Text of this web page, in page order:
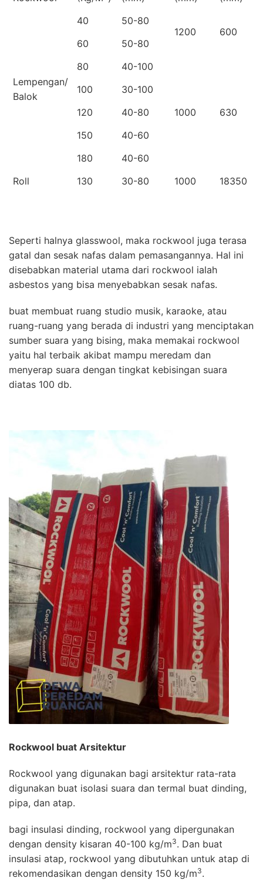
Lempengan/
Balok
40
50-80
1200
600
60
50-80
80
40-100
1000 630
100
30-100
120
40-80
150
40-60
180
40-60
Roll
130 30-80 1000 18350
Seperti halnya glasswool, maka rockwool juga terasa
gatal dan sesak nafas dalam pemasangannya. Hal ini
disebabkan material utama dari rockwool ialah
asbestos yang bisa menyebabkan sesak nafas.
buat membuat ruang studio musik, karaoke, atau
ruang-ruang yang berada di industri yang menciptakan
sumber suara yang bising, maka memakai rockwool
yaitu hal terbaik akibat mampu meredam dan
menyerap suara dengan tingkat kebisingan suara
diatas 100 db.
Rockwool buat Arsitektur
Rockwool yang digunakan bagi arsitektur rata-rata
digunakan buat isolasi suara dan termal buat dinding,
pipa, dan atap.
bagi insulasi dinding, rockwool yang dipergunakan
dengan density kisaran 40-100 kg/m3. Dan buat
insulasi atap, rockwool yang dibutuhkan untuk atap di
rekomendasikan dengan density 150 kg/m3.